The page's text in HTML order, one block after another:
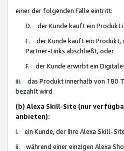
einer der folgenden Fälle eintritt:
D. der Kunde kauft ein Produkt
E. der Kunde kauft ein Produkt,
Partner-Links abschließt, oder
F. der Kunde erwirbt ein
iii. das Produkt innerhalb von 180
bezahlt wird
(b) Alexa Skill-Site (nur
anbieten):
i. ein Kunde, der Ihre Alexa Skill-
ii. während einer einzigen Alexa